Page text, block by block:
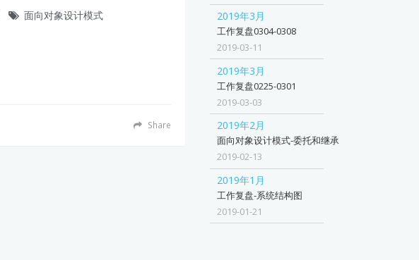
面向对象设计模式
Share
2019年3月
工作复盘0304-0308
2019-03-11
2019年3月
工作复盘0225-0301
2019-03-03
2019年2月
面向对象设计模式-委托和继承
2019-02-13
2019年1月
工作复盘-系统结构图
2019-01-21